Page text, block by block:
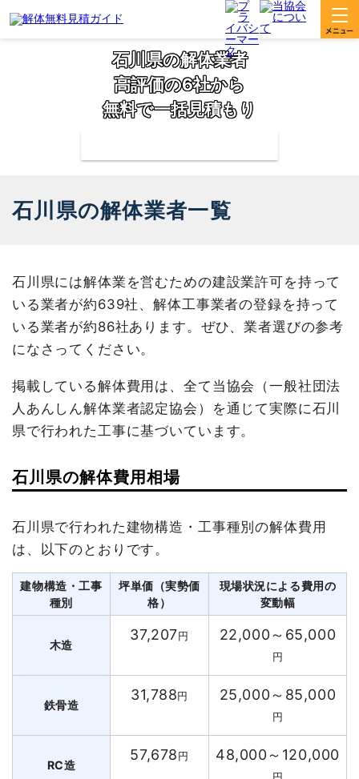
石川県の解体業者
高評価の6社から
無料で一括見積もり
石川県の解体業者一覧
石川県には解体業を営むための建設業許可を持って
いる業者が約639社、解体工事業者の登録を持って
いる業者が約86社あります。ぜひ、業者選びの参考
になさってください。
掲載している解体費用は、全て当協会（一般社団法
人あんしん解体業者認定協会）を通じて実際に石川
県で行われた工事に基づいています。
石川県の解体費用相場
石川県で行われた建物構造・工事種別の解体費用
は、以下のとおりです。
建物構造・工事
種別
坪単価（実勢価
格）
現場状況による費用の
変動幅
木造
37,207円 22,000～65,000
円
鉄骨造
31,788円 25,000～85,000
円
RC造
57,678円 48,000～120,000
円